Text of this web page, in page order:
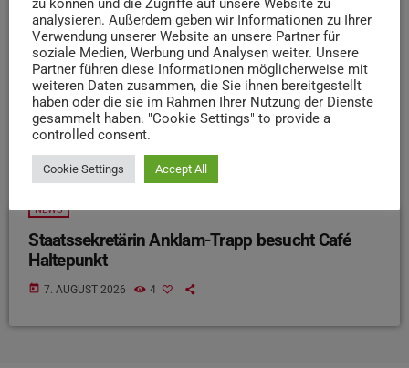
NEWS
Staatssekretärin Anklam-Trapp besucht Café
Haltepunkt
today 7. AUGUST 2026 4
analysieren. Außerdem geben wir Informationen zu Ihrer
Verwendung unserer Website an unsere Partner für
soziale Medien, Werbung und Analysen weiter. Unsere
Partner führen diese Informationen möglicherweise mit
weiteren Daten zusammen, die Sie ihnen bereitgestellt
haben oder die sie im Rahmen Ihrer Nutzung der Dienste
gesammelt haben. "Cookie Settings" to provide a
controlled consent.
Cookie Settings Accept All